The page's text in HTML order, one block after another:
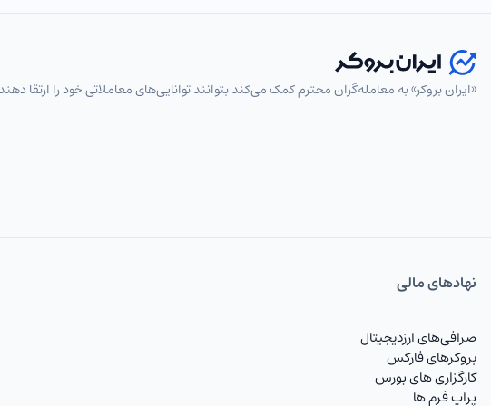
انتخاب نماد
USDCAD
USDJPY
GBPUSD
«ایران بروکر» به معامله‌گران محترم کمک می‌کند بتوانند توانایی‌های معاملاتی خود را
نهاد‌های مالی
صرافی‌های ارزدیجیتال
بروکرهای فارکس
کارگزاری های بورس
پراپ فرم ها